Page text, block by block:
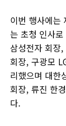
이번 행사에는
는 초청 인사
삼성전자 회장
회장, 구광모
리했으며 대한
회장, 류진 한
다.